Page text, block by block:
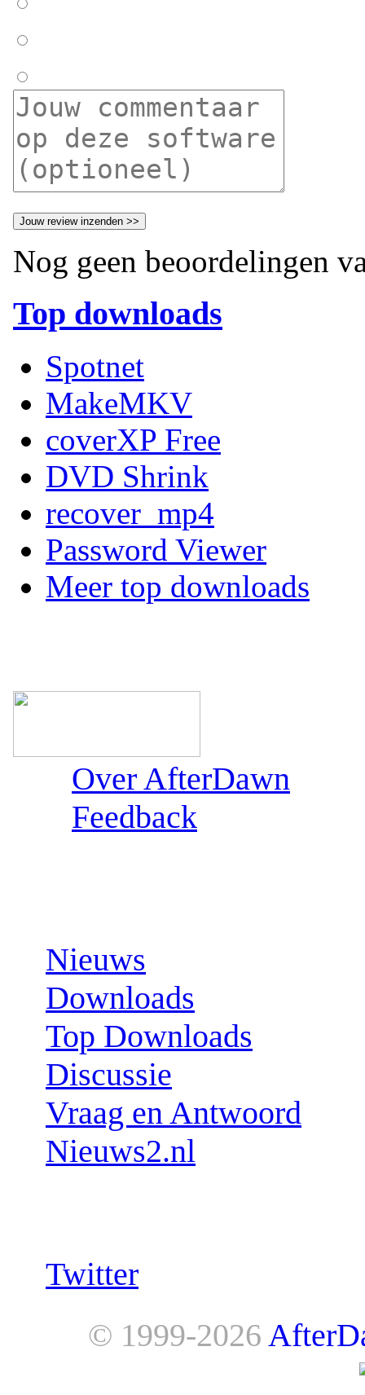
Nog geen beoordelingen
Top downloads
Spotnet
MakeMKV
coverXP Free
DVD Shrink
recover_mp4
Password Viewer
Meer top downloads
Over AfterDawn
Feedback
Nieuws
Downloads
Top Downloads
Discussie
Vraag en Antwoord
Nieuws2.nl
Twitter
© 1999-2026